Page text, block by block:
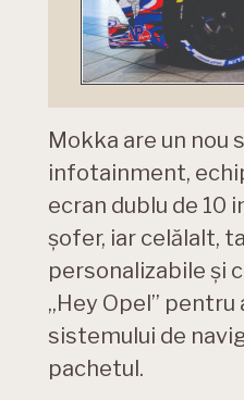
Mokka are un nou
infotainment,
ecran dublu de 10
șofer, iar celălalt,
personalizabile și
„Hey Opel”
sistemului de
pachetul.